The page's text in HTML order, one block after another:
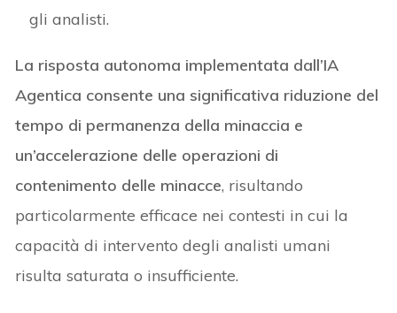
gli analisti.
La risposta autonoma implementata dall’IA
Agentica consente una significativa riduzione del
tempo di permanenza della minaccia e
un’accelerazione delle operazioni di
contenimento delle minacce, risultando
particolarmente efficace nei contesti in cui la
capacità di intervento degli analisti umani
risulta saturata o insufficiente.